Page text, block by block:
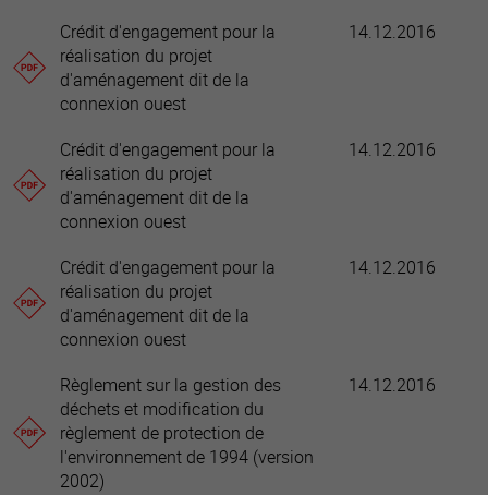
Crédit d'engagement pour la
réalisation du projet
d'aménagement dit de la
connexion ouest
14.12.2016
Crédit d'engagement pour la
réalisation du projet
d'aménagement dit de la
connexion ouest
14.12.2016
Crédit d'engagement pour la
réalisation du projet
d'aménagement dit de la
connexion ouest
14.12.2016
Règlement sur la gestion des
déchets et modification du
règlement de protection de
l'environnement de 1994 (version
2002)
14.12.2016